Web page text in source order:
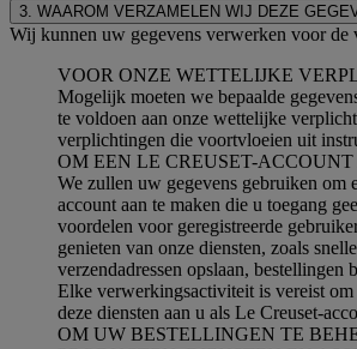
3. WAAROM VERZAMELEN WIJ DEZE
Wij kunnen uw gegevens verwerken voor de
VOOR ONZE WETTELIJKE
Mogelijk moeten we bepaalde
te voldoen aan onze wettelijke
verplichtingen die voortvloeien uit
OM EEN LE CREUSET-
We zullen uw gegevens gebruiken om
account aan te maken die u toegang
voordelen voor geregistreerde
genieten van onze diensten, zoals
verzendadressen opslaan, bestellingen
Elke verwerkingsactiviteit is vereist om
deze diensten aan u als Le Creuset-
OM UW BESTELLINGEN TE